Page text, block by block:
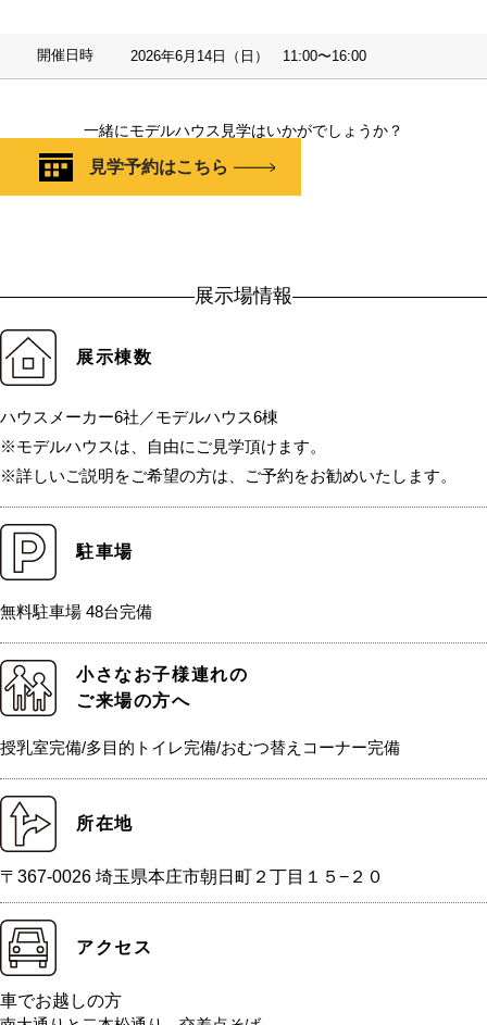
開催日時 2026年6月14日（日） 11:00〜16:00
一緒にモデルハウス見学はいかがでしょうか？
見学予約はこちら
展示場情報
展示棟数
ハウスメーカー6社／モデルハウス6棟
※モデルハウスは、自由にご見学頂けます。
※詳しいご説明をご希望の方は、ご予約をお勧めいたします。
駐車場
無料駐車場 48台完備
小さなお子様連れの
ご来場の方へ
授乳室完備/多目的トイレ完備/おむつ替えコーナー完備
所在地
〒367-0026 埼玉県本庄市朝日町２丁目１５−２０
アクセス
車でお越しの方